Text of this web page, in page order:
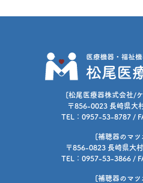
[松尾医療器株式会社/
〒856-0023 長崎県大
TEL：0957-53-8787 /
[補聴器のマツ
〒856-0823 長崎県大
TEL：0957-53-3866 /
[補聴器のマツ